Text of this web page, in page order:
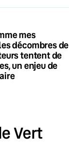
mes
décombres de
tentent de
un enjeu de
Vert